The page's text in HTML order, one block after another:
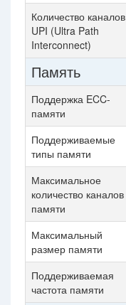
Количество каналов
UPI (Ultra Path
Interconnect)
Память
Поддержка ECC-
памяти
Поддерживаемые
типы памяти
Максимальное
количество каналов
памяти
Максимальный
размер памяти
Поддерживаемая
частота памяти